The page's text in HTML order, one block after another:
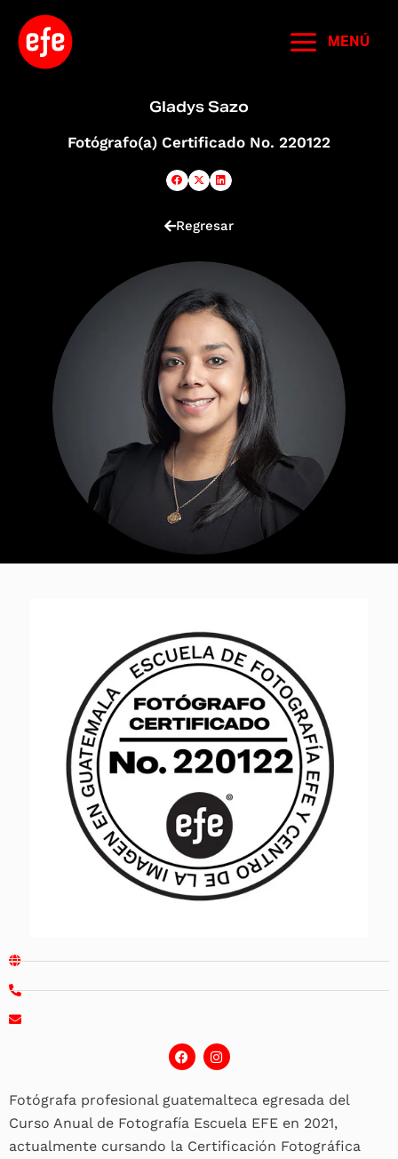
contenido
MENÚ
Gladys Sazo
Fotógrafo(a) Certificado No. 220122
Regresar
F
a
b
o
o
k
I
n
a
r
a
Fotógrafa profesional guatemalteca egresada del
Curso Anual de Fotografía Escuela EFE en 2021,
actualmente cursando la Certificación Fotográfica